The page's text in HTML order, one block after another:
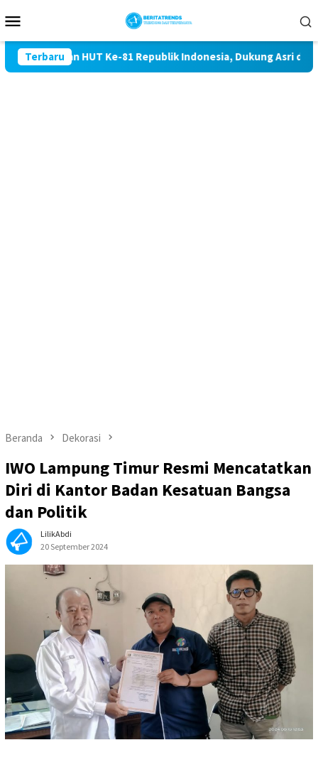
ke
Mobile
Terbaru
HUT Ke-81 Republik Indonesia, Dukung Asri dan
Beranda Dekorasi
IWO Lampung Timur Resmi Mencatatkan
Diri di Kantor Badan Kesatuan Bangsa
dan Politik
LilikAbdi
20 September 2024